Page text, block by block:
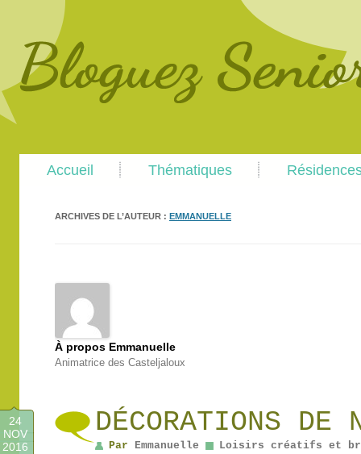
menuAccueil Thématiques
ARCHIVES DE L’AUTEUR : EMMANUELLE
À propos Emmanuelle
Animatrice des Casteljaloux
DÉCORATIONS DE
24
NOV
2016
Par Emmanuelle Loisirs créatifs et